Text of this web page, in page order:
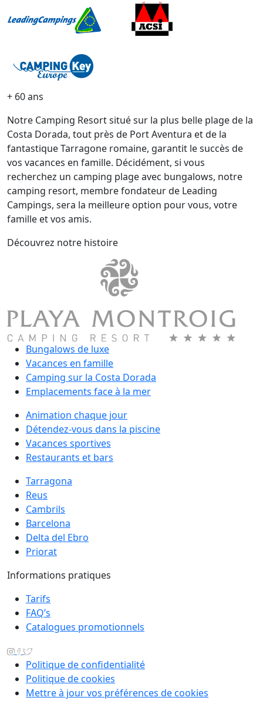
+ 60 ans
Notre Camping Resort situé sur la plus belle plage de la
Costa Dorada, tout près de Port Aventura et de la
fantastique Tarragone romaine, garantit le succès de
vos vacances en famille. Décidément, si vous
recherchez un camping plage avec bungalows, notre
camping resort, membre fondateur de Leading
Campings, sera la meilleure option pour vous, votre
famille et vos amis.
Découvrez notre histoire
Bungalows de luxe
Vacances en famille
Camping sur la Costa Dorada
Emplacements face à la mer
Animation chaque jour
Détendez-vous dans la piscine
Vacances sportives
Restaurants et bars
Tarragona
Reus
Cambrils
Barcelona
Delta del Ebro
Priorat
Informations pratiques
Tarifs
FAQ’s
Catalogues promotionnels
Politique de confidentialité
Politique de cookies
Mettre à jour vos préférences de cookies